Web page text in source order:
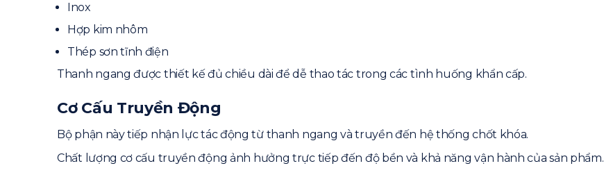
12. Bài viết liên quan
Inox
Hợp kim nhôm
Thép sơn tĩnh điện
Thanh ngang được thiết kế đủ chiều dài để dễ thao tác trong các tình huống khẩn cấp.
Cơ Cấu Truyền Động
Bộ phận này tiếp nhận lực tác động từ thanh ngang và truyền đến hệ thống chốt khóa.
Chất lượng cơ cấu truyền động ảnh hưởng trực tiếp đến độ bền và khả năng vận hành của sản phẩm.